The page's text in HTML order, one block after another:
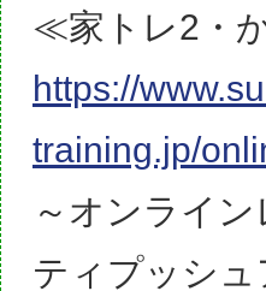
≪家トレ2・
https://
training.jp/
～オンライ
ティプッシュ